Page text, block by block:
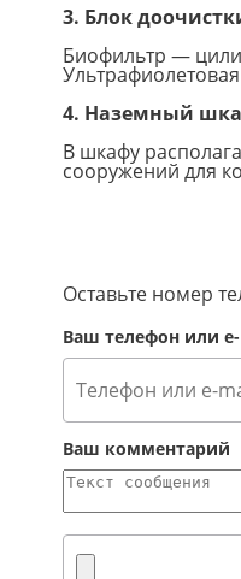
3. Блок
Биофильтр —
4. Наземный
В шкафу
сооружений для
Оставьте номер
Ваш телефон или
Ваш комментарий